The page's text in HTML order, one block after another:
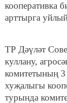
кооперативка
арттырга
ТР Дәүләт
куллану,
комитетының
хуҗалыгы
турында